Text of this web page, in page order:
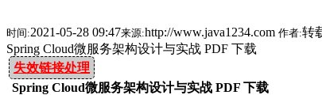
时间:2021-05-28 09:47来源:http://www.java1234.com 作者:转
Spring Cloud微服务架构设计与实战 PDF 下载
失效链接处理
Spring Cloud微服务架构设计与实战 PDF 下载